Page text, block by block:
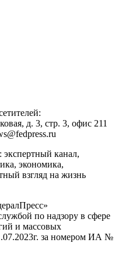
д. 3, стр. 3, офис 211
экспертный канал,
экономика,
взгляд на жизнь
по надзору в сфере
и массовых
за номером ИА №